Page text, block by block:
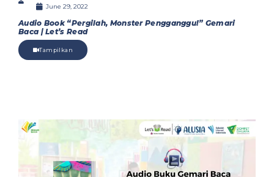
June 29, 2022
Audio Book “Pergilah, Monster Pengganggu!” Gemari
Baca | Let’s Read
Tampilkan